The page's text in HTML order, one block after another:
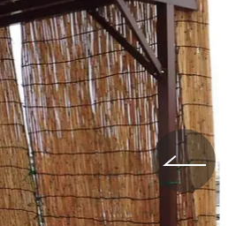
給与制度
スタッフインタビュー